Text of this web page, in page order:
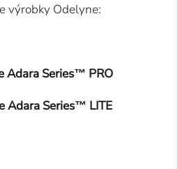
výrobky Odelyne:
Adara Series™ PRO
Adara Series™ LITE